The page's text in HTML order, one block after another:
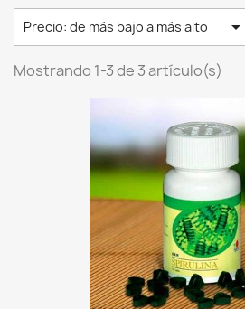
Precio: de más bajo a más alto 
Mostrando 1-3 de 3 artículo(s)